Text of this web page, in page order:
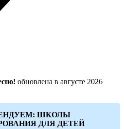
обновлена в августе 2026
ШКОЛЫ
ДЛЯ ДЕТЕЙ